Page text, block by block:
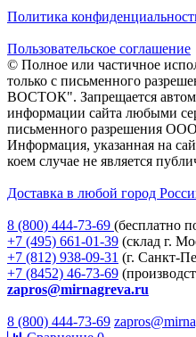
Политика
Пользовательское соглашение
© Полное или частичное
только с письменного
ВОСТОК". Запрещается
информации сайта любыми
письменного разрешения
Информация, указанная на
коем случае не является
Доставка в любой город
8 (800) 444-73-69 (бесплатно
+7 (495) 661-01-39 (склад г.
+7 (812) 938-09-31 (г. Санкт-
+7 (8452) 46-73-69
zapros@mirnagreva.ru
8 (800) 444-73-69